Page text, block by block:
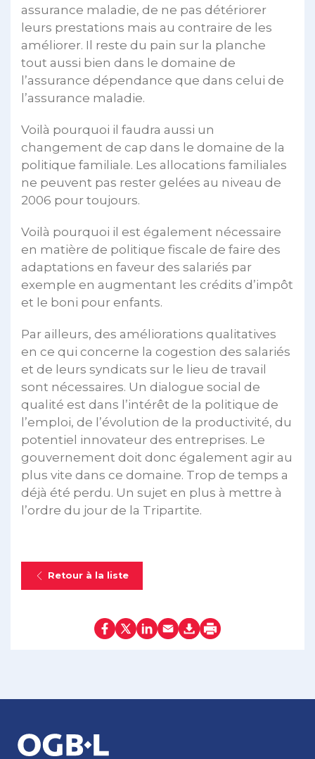
assurance maladie, de ne pas détériorer
leurs prestations mais au contraire de les
améliorer. Il reste du pain sur la planche
tout aussi bien dans le domaine de
l’assurance dépendance que dans celui de
l’assurance maladie.
Voilà pourquoi il faudra aussi un
changement de cap dans le domaine de la
politique familiale. Les allocations familiales
ne peuvent pas rester gelées au niveau de
2006 pour toujours.
Voilà pourquoi il est également nécessaire
en matière de politique fiscale de faire des
adaptations en faveur des salariés par
exemple en augmentant les crédits d’impôt
et le boni pour enfants.
Par ailleurs, des améliorations qualitatives
en ce qui concerne la cogestion des salariés
et de leurs syndicats sur le lieu de travail
sont nécessaires. Un dialogue social de
qualité est dans l’intérêt de la politique de
l’emploi, de l’évolution de la productivité, du
potentiel innovateur des entreprises. Le
gouvernement doit donc également agir au
plus vite dans ce domaine. Trop de temps a
déjà été perdu. Un sujet en plus à mettre à
l’ordre du jour de la Tripartite.
Retour à la liste